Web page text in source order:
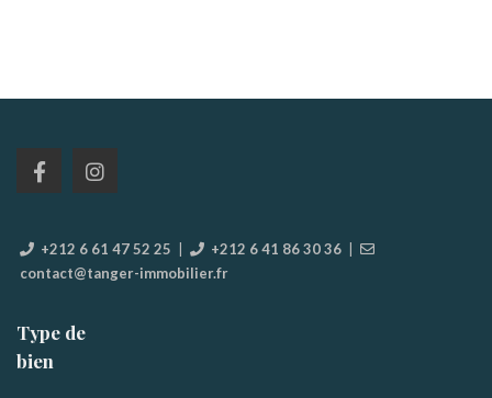
+212 6 61 47 52 25 | +212 6 41 86 30 36 |
contact@tanger-immobilier.fr
Type de
bien